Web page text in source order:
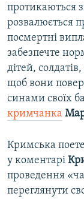
протикаються
розвалюється
посмертні
забезпечте
дітей,
щоб вони
синами своїх
кримчанка
Кримська
у коментарі
проведення
переглянути